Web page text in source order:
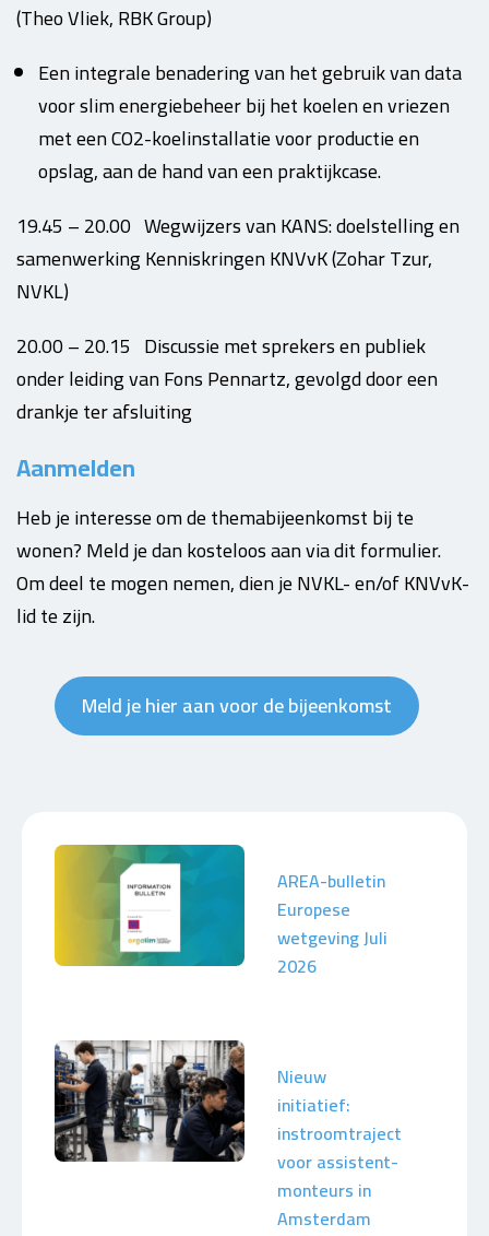
(Theo Vliek, RBK Group)
Een integrale benadering van het gebruik van data
voor slim energiebeheer bij het koelen en vriezen
met een CO2-koelinstallatie voor productie en
opslag, aan de hand van een praktijkcase.
19.45 – 20.00 Wegwijzers van KANS: doelstelling en
samenwerking Kenniskringen KNVvK (Zohar Tzur,
NVKL)
20.00 – 20.15 Discussie met sprekers en publiek
onder leiding van Fons Pennartz, gevolgd door een
drankje ter afsluiting
Aanmelden
Heb je interesse om de themabijeenkomst bij te
wonen? Meld je dan kosteloos aan via dit formulier.
Om deel te mogen nemen, dien je NVKL- en/of KNVvK-
lid te zijn.
Meld je hier aan voor de bijeenkomst
AREA-bulletin
Europese
wetgeving Juli
2026
Nieuw
initiatief:
instroomtraject
voor assistent-
monteurs in
Amsterdam